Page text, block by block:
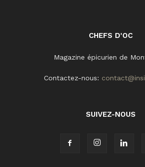
CHEFS D'OC
Magazine épicurien de
Contactez-nous:
SUIVEZ-NOUS